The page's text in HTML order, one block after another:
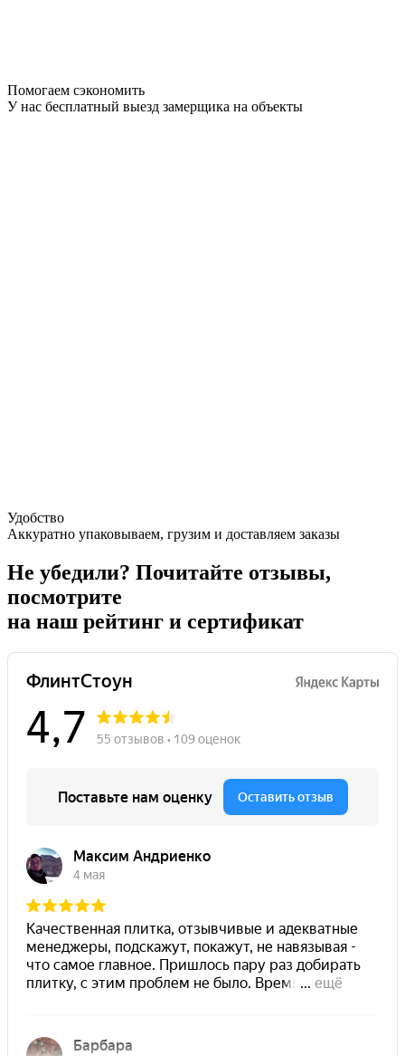
Помогаем сэкономить
У нас бесплатный выезд замерщика на объекты
Удобство
Аккуратно упаковываем, грузим и доставляем заказы
Не убедили? Почитайте отзывы,
посмотрите
на наш рейтинг и сертификат